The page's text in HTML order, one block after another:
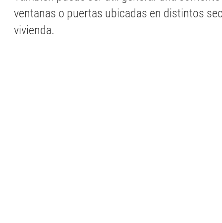
ventanas o puertas ubicadas en distintos
vivienda.